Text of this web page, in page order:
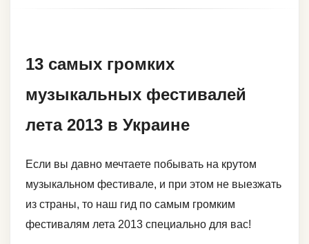
13 самых громких
музыкальных фестивалей
лета 2013 в Украине
Если вы давно мечтаете побывать на крутом
музыкальном фестивале, и при этом не выезжать
из страны, то наш гид по самым громким
фестивалям лета 2013 специально для вас!